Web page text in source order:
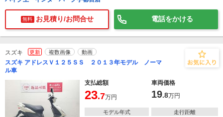
無料 お見積り/お問合せ 電話をかける
スズキ 更新 複数画像 動画
スズキ アドレスＶ１２５ＳＳ ２０１３年モデル ノーマ
ル車
支払総額
車両価格
23.7万円 19.8万円
モデル年式
走行距離